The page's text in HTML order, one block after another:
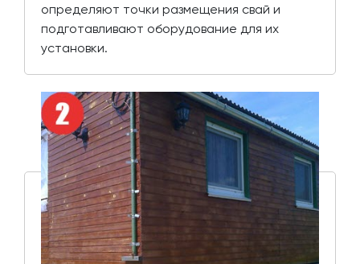
определяют точки размещения свай и
подготавливают оборудование для их
установки.